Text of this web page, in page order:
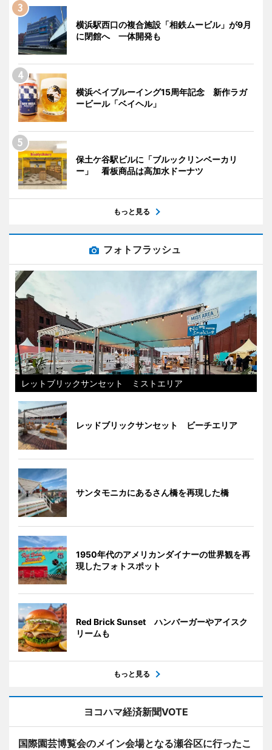
横浜駅西口の複合施設「相鉄ムービル」が9月
に閉館へ 一体開発も
横浜ベイブルーイング15周年記念 新作ラガ
ービール「ベイヘル」
保土ケ谷駅ビルに「ブルックリンベーカリ
ー」 看板商品は高加水ドーナツ
もっと見る
フォトフラッシュ
レットブリックサンセット ミストエリア
レッドブリックサンセット ビーチエリア
サンタモニカにあるさん橋を再現した橋
1950年代のアメリカンダイナーの世界観を再
現したフォトスポット
Red Brick Sunset ハンバーガーやアイスク
リームも
もっと見る
ヨコハマ経済新聞VOTE
国際園芸博覧会のメイン会場となる瀬谷区に行ったこ